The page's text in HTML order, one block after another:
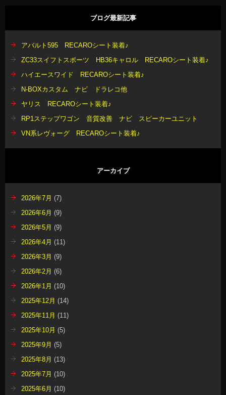
ブログ最新記事
アバルト595 RECAROシート装着♪
ZC33スイフトスポーツ HB36キャロル RECAROシート装着♪
ハイエースワイド RECAROシート装着♪
N-BOXカスタム ナビ ドラレコ他
ヤリス RECAROシート装着♪
RP1ステップワゴン 音質改善 ナビ スピーカーユニット
VN系レヴォーグ RECAROシート装着♪
アーカイブ
2026年7月 (7)
2026年6月 (9)
2026年5月 (9)
2026年4月 (11)
2026年3月 (9)
2026年2月 (6)
2026年1月 (10)
2025年12月 (14)
2025年11月 (11)
2025年10月 (5)
2025年9月 (5)
2025年8月 (13)
2025年7月 (10)
2025年6月 (10)